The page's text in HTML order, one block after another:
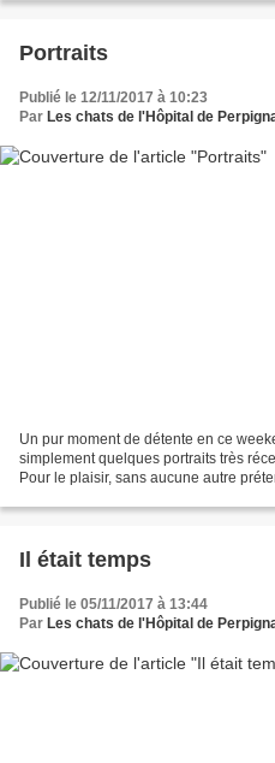
Portraits
Publié le 12/11/2017 à 10:23
Par Les chats de l'Hôpital de
Un pur moment de détente en ce
simplement quelques portraits très
Pour le plaisir, sans aucune autre
Il était temps
Publié le 05/11/2017 à 13:44
Par Les chats de l'Hôpital de